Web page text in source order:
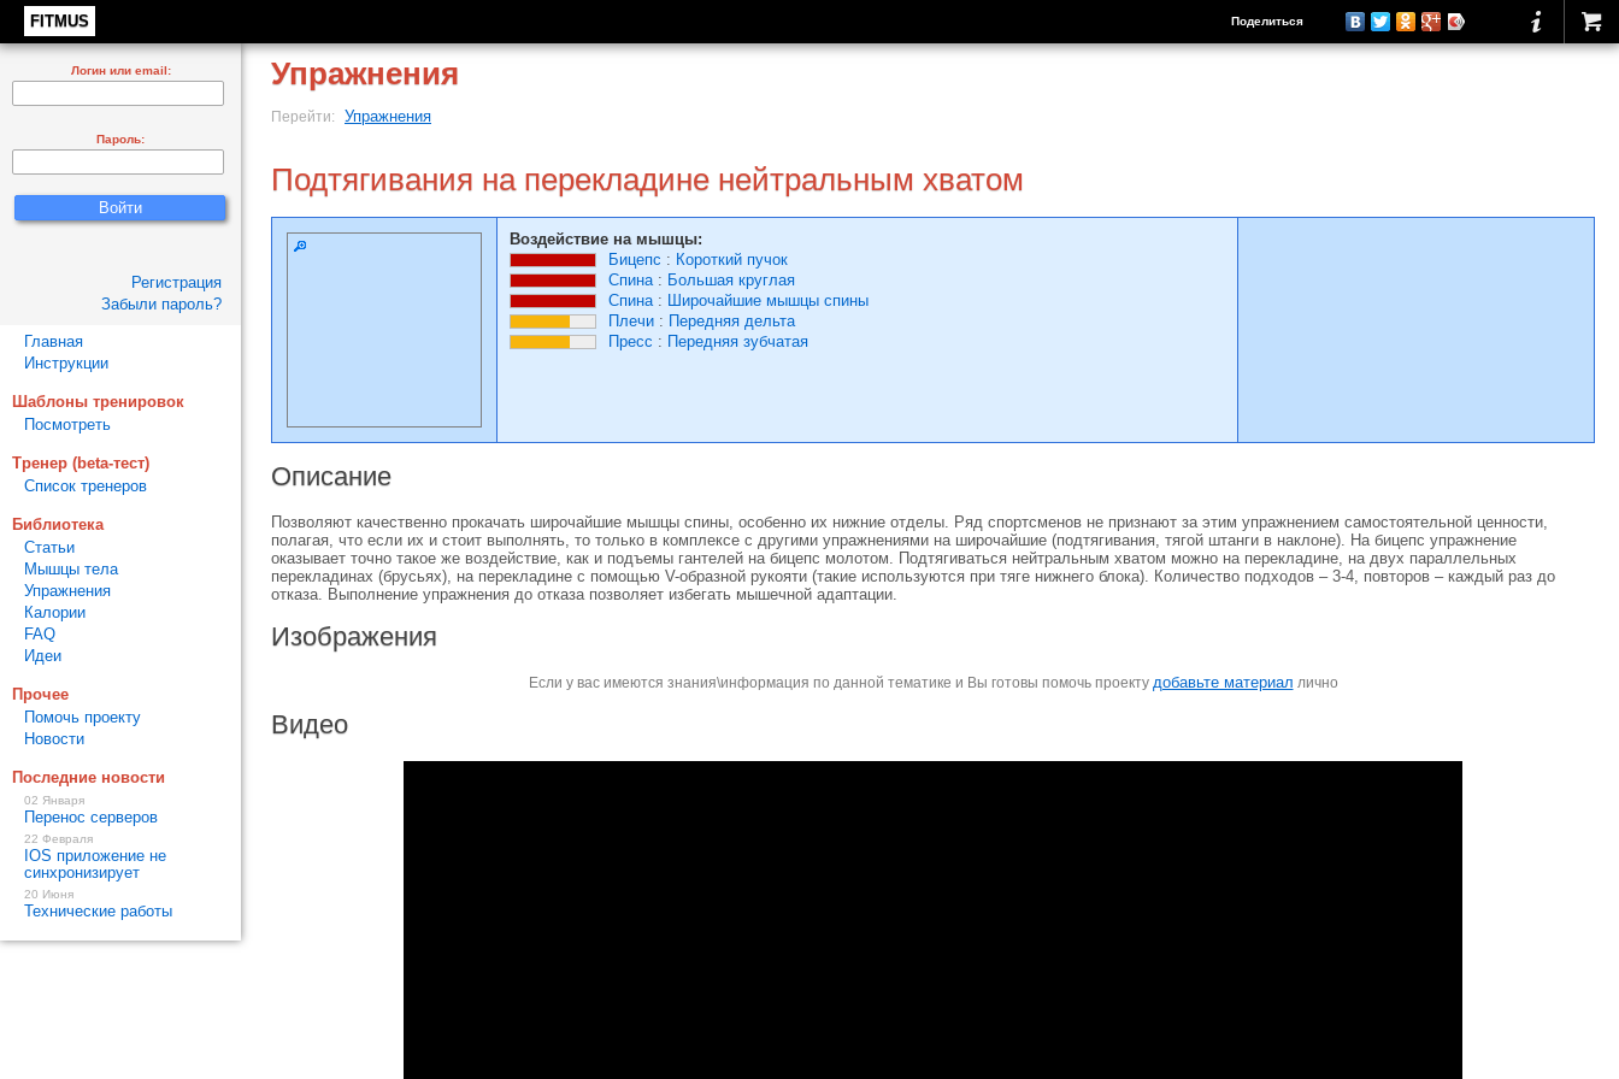
FITMUS Поделиться
Упражнения
Перейти: Упражнения
Подтягивания на перекладине нейтральным хватом
Воздействие на мышцы:
Бицепс : Короткий пучок
Спина: Большая круглая
Спина: Широчайшие мышцы спины
Плечи : Передняя дельта
Пресс : Передняя зубчатая
Описание
Позволяют качественно прокачать широчайшие мышцы спины, особенно их нижние отделы. Ряд спортсменов не признают за этим упражнением самостоятельной ценности,
полагая, что если их и стоит выполнять, то только в комплексе с другими упражнениями на широчайшие (подтягивания, тягой штанги в наклоне). На бицепс упражнение
оказывает точно такое же воздействие, как и подъемы гантелей на бицепс молотом. Подтягиваться нейтральным хватом можно на перекладине, на двух параллельных
перекладинах (брусьях), на перекладине с помощью V-образной рукояти (такие используются при тяге нижнего блока). Количество подходов – 3-4, повторов – каждый раз до
отказа. Выполнение упражнения до отказа позволяет избегать мышечной адаптации.
Изображения
Если у вас имеются знания\информация по данной тематике и Вы готовы помочь проекту добавьте материал лично
Видео
Логин или email:
Пароль:
Регистрация
Забыли пароль?
Главная
Инструкции
Шаблоны тренировок
Посмотреть
Тренер (beta-тест)
Список тренеров
Библиотека
Статьи
Мышцы тела
Упражнения
Калории
FAQ
Идеи
Прочее
Помочь проекту
Новости
Последние новости
02 Января
Перенос серверов
22 Февраля
IOS приложение не
синхронизирует
20 Июня
Технические работы